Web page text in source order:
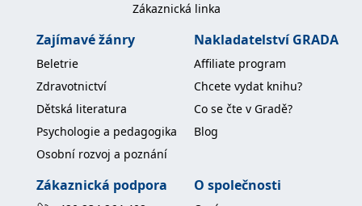
Zákaznická linka
Zajímavé žánry
Beletrie
Zdravotnictví
Dětská literatura
Psychologie a pedagogika
Osobní rozvoj a poznání
Nakladatelství GRADA
Affiliate program
Chcete vydat knihu?
Co se čte v Gradě?
Blog
Zákaznická podpora O společnosti